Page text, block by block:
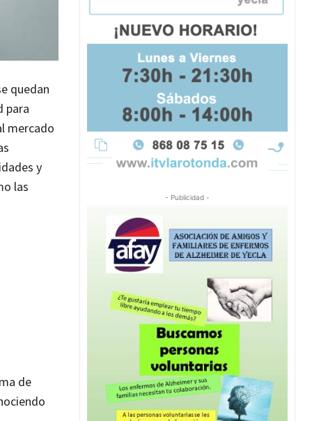
quedan
para
mercado
y
las
de
- Publicidad -